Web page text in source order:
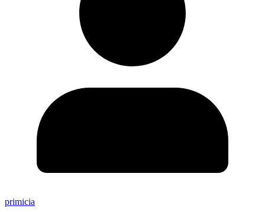
primicia